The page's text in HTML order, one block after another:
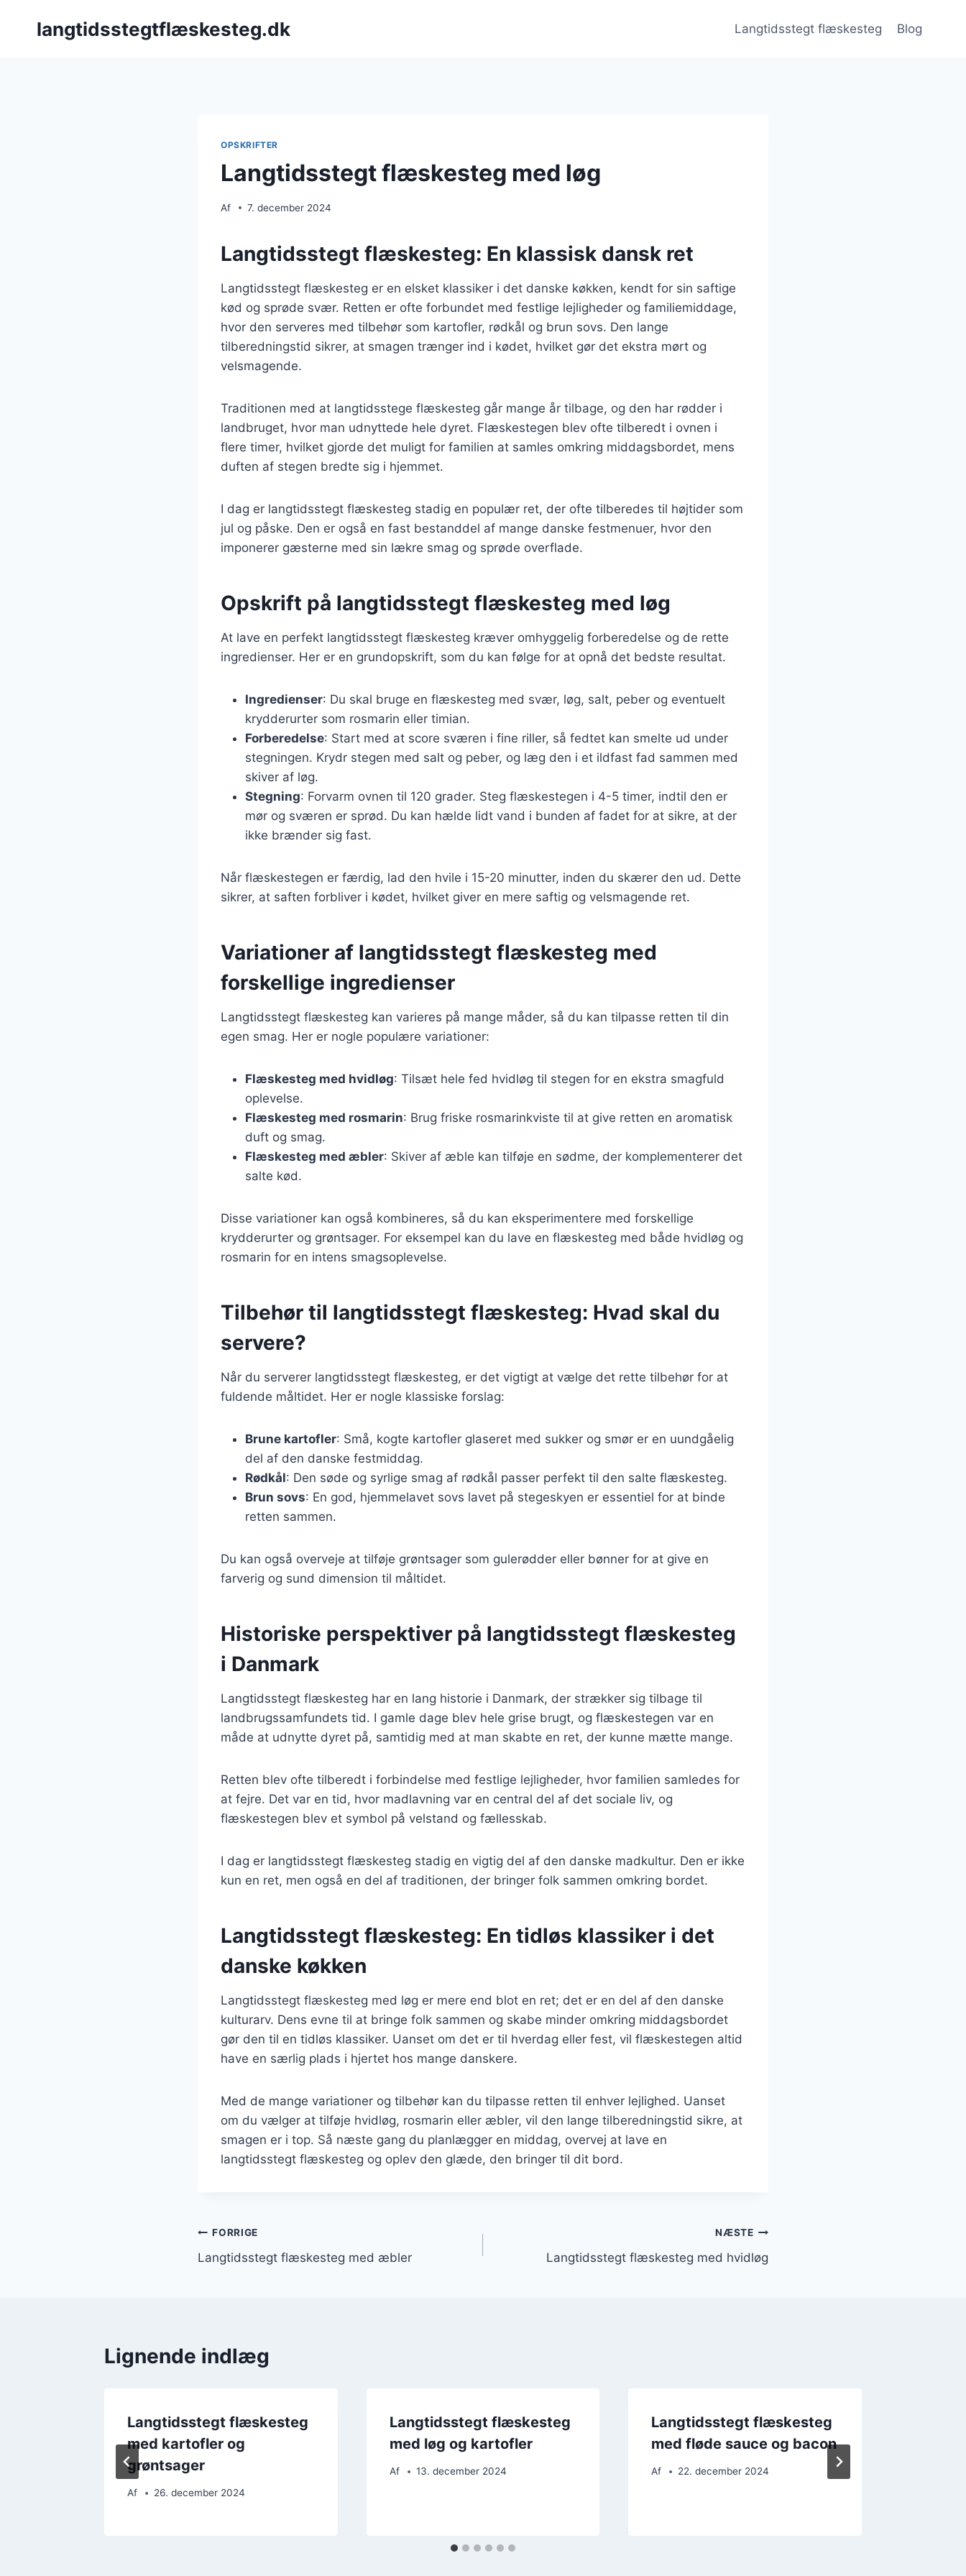
langtidsstegtflæskesteg.dk Langtidsstegt flæskesteg Blog
OPSKRIFTER
Langtidsstegt flæskesteg med løg
Af 7. december 2024
Langtidsstegt flæskesteg: En klassisk dansk ret
Langtidsstegt flæskesteg er en elsket klassiker i det danske køkken, kendt for sin saftige
kød og sprøde svær. Retten er ofte forbundet med festlige lejligheder og familiemiddage,
hvor den serveres med tilbehør som kartofler, rødkål og brun sovs. Den lange
tilberedningstid sikrer, at smagen trænger ind i kødet, hvilket gør det ekstra mørt og
velsmagende.
Traditionen med at langtidsstege flæskesteg går mange år tilbage, og den har rødder i
landbruget, hvor man udnyttede hele dyret. Flæskestegen blev ofte tilberedt i ovnen i
flere timer, hvilket gjorde det muligt for familien at samles omkring middagsbordet, mens
duften af stegen bredte sig i hjemmet.
I dag er langtidsstegt flæskesteg stadig en populær ret, der ofte tilberedes til højtider som
jul og påske. Den er også en fast bestanddel af mange danske festmenuer, hvor den
imponerer gæsterne med sin lækre smag og sprøde overflade.
Opskrift på langtidsstegt flæskesteg med løg
At lave en perfekt langtidsstegt flæskesteg kræver omhyggelig forberedelse og de rette
ingredienser. Her er en grundopskrift, som du kan følge for at opnå det bedste resultat.
Ingredienser: Du skal bruge en flæskesteg med svær, løg, salt, peber og eventuelt
krydderurter som rosmarin eller timian.
Forberedelse: Start med at score sværen i fine riller, så fedtet kan smelte ud under
stegningen. Krydr stegen med salt og peber, og læg den i et ildfast fad sammen med
skiver af løg.
Stegning: Forvarm ovnen til 120 grader. Steg flæskestegen i 4-5 timer, indtil den er
mør og sværen er sprød. Du kan hælde lidt vand i bunden af fadet for at sikre, at der
ikke brænder sig fast.
Når flæskestegen er færdig, lad den hvile i 15-20 minutter, inden du skærer den ud. Dette
sikrer, at saften forbliver i kødet, hvilket giver en mere saftig og velsmagende ret.
Variationer af langtidsstegt flæskesteg med
forskellige ingredienser
Langtidsstegt flæskesteg kan varieres på mange måder, så du kan tilpasse retten til din
egen smag. Her er nogle populære variationer:
Flæskesteg med hvidløg: Tilsæt hele fed hvidløg til stegen for en ekstra smagfuld
oplevelse.
Flæskesteg med rosmarin: Brug friske rosmarinkviste til at give retten en aromatisk
duft og smag.
Flæskesteg med æbler: Skiver af æble kan tilføje en sødme, der komplementerer det
salte kød.
Disse variationer kan også kombineres, så du kan eksperimentere med forskellige
krydderurter og grøntsager. For eksempel kan du lave en flæskesteg med både hvidløg og
rosmarin for en intens smagsoplevelse.
Tilbehør til langtidsstegt flæskesteg: Hvad skal du
servere?
Når du serverer langtidsstegt flæskesteg, er det vigtigt at vælge det rette tilbehør for at
fuldende måltidet. Her er nogle klassiske forslag:
Brune kartofler: Små, kogte kartofler glaseret med sukker og smør er en uundgåelig
del af den danske festmiddag.
Rødkål: Den søde og syrlige smag af rødkål passer perfekt til den salte flæskesteg.
Brun sovs: En god, hjemmelavet sovs lavet på stegeskyen er essentiel for at binde
retten sammen.
Du kan også overveje at tilføje grøntsager som gulerødder eller bønner for at give en
farverig og sund dimension til måltidet.
Historiske perspektiver på langtidsstegt flæskesteg
i Danmark
Langtidsstegt flæskesteg har en lang historie i Danmark, der strækker sig tilbage til
landbrugssamfundets tid. I gamle dage blev hele grise brugt, og flæskestegen var en
måde at udnytte dyret på, samtidig med at man skabte en ret, der kunne mætte mange.
Retten blev ofte tilberedt i forbindelse med festlige lejligheder, hvor familien samledes for
at fejre. Det var en tid, hvor madlavning var en central del af det sociale liv, og
flæskestegen blev et symbol på velstand og fællesskab.
I dag er langtidsstegt flæskesteg stadig en vigtig del af den danske madkultur. Den er ikke
kun en ret, men også en del af traditionen, der bringer folk sammen omkring bordet.
Langtidsstegt flæskesteg: En tidløs klassiker i det
danske køkken
Langtidsstegt flæskesteg med løg er mere end blot en ret; det er en del af den danske
kulturarv. Dens evne til at bringe folk sammen og skabe minder omkring middagsbordet
gør den til en tidløs klassiker. Uanset om det er til hverdag eller fest, vil flæskestegen altid
have en særlig plads i hjertet hos mange danskere.
Med de mange variationer og tilbehør kan du tilpasse retten til enhver lejlighed. Uanset
om du vælger at tilføje hvidløg, rosmarin eller æbler, vil den lange tilberedningstid sikre, at
smagen er i top. Så næste gang du planlægger en middag, overvej at lave en
langtidsstegt flæskesteg og oplev den glæde, den bringer til dit bord.
Indlægsnavigation
FORRIGE
Langtidsstegt flæskesteg med æbler
NÆSTE
Langtidsstegt flæskesteg med hvidløg
Lignende indlæg
Langtidsstegt flæskesteg
med kartofler og
grøntsager
Af 26. december 2024
Langtidsstegt flæskesteg
med løg og kartofler
Af 13. december 2024
Langtidsstegt flæskesteg
med fløde sauce og bacon
Af 22. december 2024